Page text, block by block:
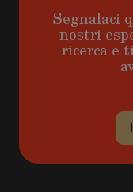
Segnalaci
nostri
ricerca e